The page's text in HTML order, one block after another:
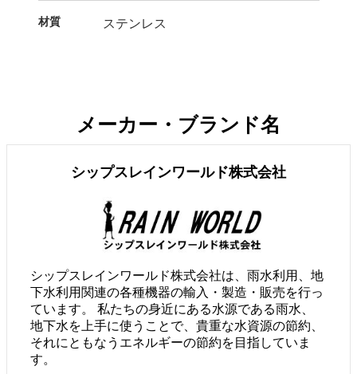
材質 ステンレス
メーカー・ブランド名
シップスレインワールド株式会社
シップスレインワールド株式会社は、雨水利用、地
下水利用関連の各種機器の輸入・製造・販売を行っ
ています。 私たちの身近にある水源である雨水、
地下水を上手に使うことで、貴重な水資源の節約、
それにともなうエネルギーの節約を目指していま
す。